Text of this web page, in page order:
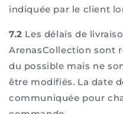
indiquée par le client
7.2 Les délais de
ArenasCollection sont
du possible mais ne
être modifiés. La date
communiquée pour